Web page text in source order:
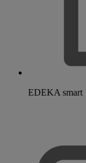
EDEKA smart